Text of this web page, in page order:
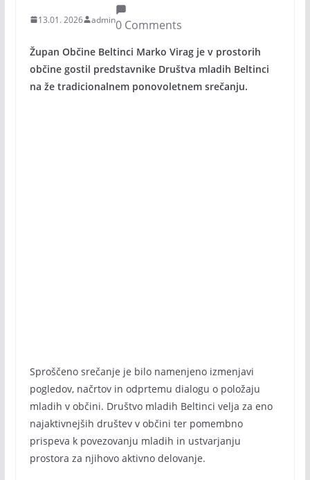
13.01. 2026 admin0 Comments
Župan Občine Beltinci Marko Virag je v prostorih
občine gostil predstavnike Društva mladih Beltinci
na že tradicionalnem ponovoletnem srečanju.
Sproščeno srečanje je bilo namenjeno izmenjavi
pogledov, načrtov in odprtemu dialogu o položaju
mladih v občini. Društvo mladih Beltinci velja za eno
najaktivnejših društev v občini ter pomembno
prispeva k povezovanju mladih in ustvarjanju
prostora za njihovo aktivno delovanje.